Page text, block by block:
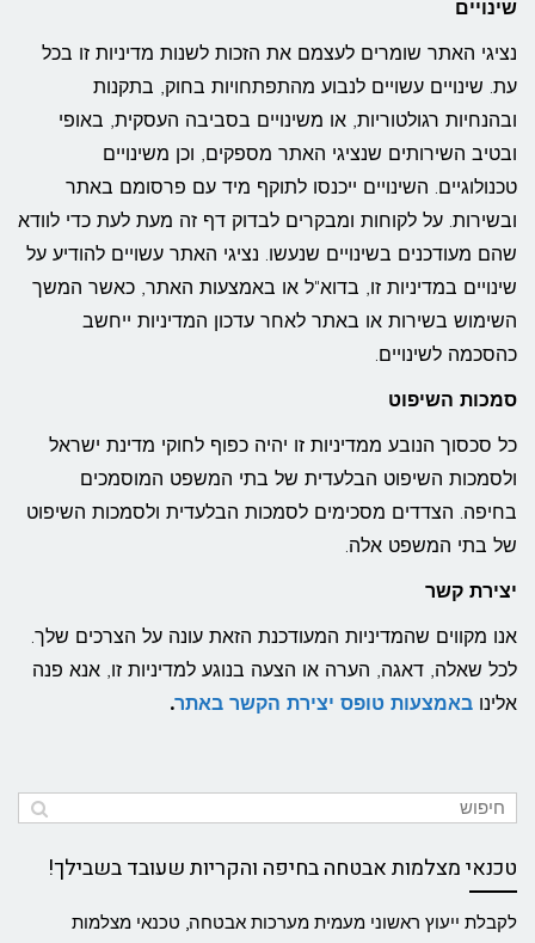
שינויים
נציגי האתר שומרים לעצמם את הזכות לשנות מדיניות זו בכל
עת. שינויים עשויים לנבוע מהתפתחויות בחוק, בתקנות
ובהנחיות רגולטוריות, או משינויים בסביבה העסקית, באופי
ובטיב השירותים שנציגי האתר מספקים, וכן משינויים
טכנולוגיים. השינויים ייכנסו לתוקף מיד עם פרסומם באתר
ובשירות. על לקוחות ומבקרים לבדוק דף זה מעת לעת כדי לוודא
שהם מעודכנים בשינויים שנעשו. נציגי האתר עשויים להודיע על
שינויים במדיניות זו, בדוא"ל או באמצעות האתר, כאשר המשך
השימוש בשירות או באתר לאחר עדכון המדיניות ייחשב
כהסכמה לשינויים.
סמכות השיפוט
כל סכסוך הנובע ממדיניות זו יהיה כפוף לחוקי מדינת ישראל
ולסמכות השיפוט הבלעדית של בתי המשפט המוסמכים
בחיפה. הצדדים מסכימים לסמכות הבלעדית ולסמכות השיפוט
של בתי המשפט אלה.
יצירת קשר
אנו מקווים שהמדיניות המעודכנת הזאת עונה על הצרכים שלך.
לכל שאלה, דאגה, הערה או הצעה בנוגע למדיניות זו, אנא פנה
אלינו באמצעות טופס יצירת הקשר באתר.
טכנאי מצלמות אבטחה בחיפה והקריות שעובד בשבילך!
לקבלת ייעוץ ראשוני מעמית מערכות אבטחה, טכנאי מצלמות